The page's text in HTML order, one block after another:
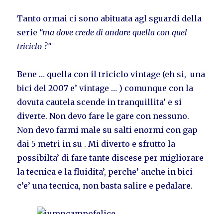
Tanto ormai ci sono abituata agl sguardi della
serie “ma dove crede di andare quella con quel
triciclo ?”
Bene … quella con il triciclo vintage (eh si, una
bici del 2007 e’ vintage … ) comunque con la
dovuta cautela scende in tranquillita’ e si
diverte. Non devo fare le gare con nessuno.
Non devo farmi male su salti enormi con gap
dai 5 metri in su . Mi diverto e sfrutto la
possibilta’ di fare tante discese per migliorare
la tecnica e la fluidita’, perche’ anche in bici
c’e’ una tecnica, non basta salire e pedalare.